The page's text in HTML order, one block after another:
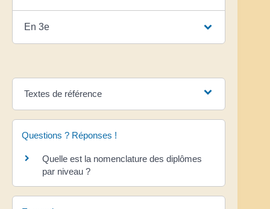
En 3e
Textes de référence
Questions ? Réponses !
Quelle est la nomenclature des diplômes
par niveau ?